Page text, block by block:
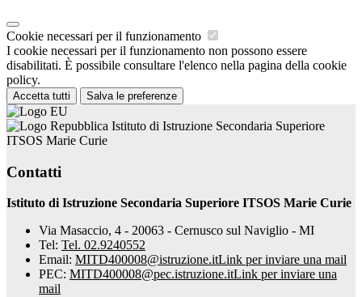
Cookie necessari per il funzionamento
I cookie necessari per il funzionamento non possono essere
disabilitati. È possibile consultare l'elenco nella pagina della cookie
policy.
Accetta tutti Salva le preferenze
Istituto di Istruzione Secondaria Superiore
ITSOS Marie Curie
Contatti
Istituto di Istruzione Secondaria Superiore ITSOS Marie Curie
Via Masaccio, 4 - 20063 - Cernusco sul Naviglio - MI
Tel: Tel. 02.9240552
Email: MITD400008@istruzione.itLink per inviare una mail
PEC: MITD400008@pec.istruzione.itLink per inviare una
mail